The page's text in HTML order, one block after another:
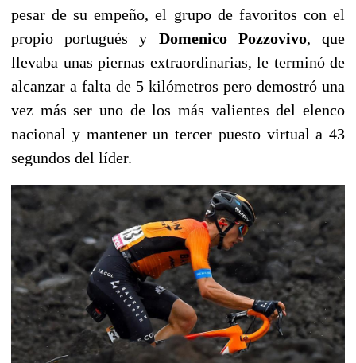
pesar de su empeño, el grupo de favoritos con el
propio portugués y Domenico Pozzovivo, que
llevaba unas piernas extraordinarias, le terminó de
alcanzar a falta de 5 kilómetros pero demostró una
vez más ser uno de los más valientes del elenco
nacional y mantener un tercer puesto virtual a 43
segundos del líder.